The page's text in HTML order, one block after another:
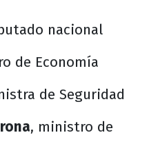
nacional
de Economía
de Seguridad
, ministro de